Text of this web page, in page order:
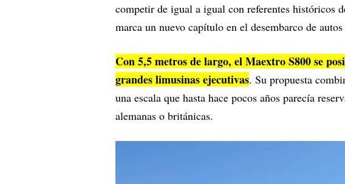
competir de igual a igual con referentes históricos
marca un nuevo capítulo en el desembarco de
Con 5,5 metros de largo, el Maextro S800 se
grandes limusinas ejecutivas. Su propuesta
una escala que hasta hace pocos años parecía
alemanas o británicas.